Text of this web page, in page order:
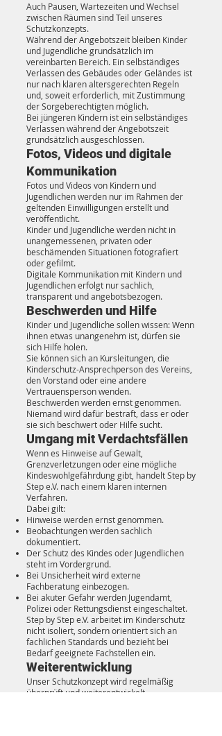
Auch Pausen, Wartezeiten und Wechsel
zwischen Räumen sind Teil unseres
Schutzkonzepts.
Während der Angebotszeit bleiben Kinder
und Jugendliche grundsätzlich im
vereinbarten Bereich. Ein selbständiges
Verlassen des Gebäudes oder Geländes ist
nur nach klaren altersgerechten Regeln
und, soweit erforderlich, mit Zustimmung
der Sorgeberechtigten möglich.
Bei jüngeren Kindern ist ein selbständiges
Verlassen während der Angebotszeit
grundsätzlich ausgeschlossen.
Fotos, Videos und digitale
Kommunikation
Fotos und Videos von Kindern und
Jugendlichen werden nur im Rahmen der
geltenden Einwilligungen erstellt und
veröffentlicht.
Kinder und Jugendliche werden nicht in
unangemessenen, privaten oder
beschämenden Situationen fotografiert
oder gefilmt.
Digitale Kommunikation mit Kindern und
Jugendlichen erfolgt nur sachlich,
transparent und angebotsbezogen.
Beschwerden und Hilfe
Kinder und Jugendliche sollen wissen: Wenn
ihnen etwas unangenehm ist, dürfen sie
sich Hilfe holen.
Sie können sich an Kursleitungen, die
Kinderschutz-Ansprechperson des Vereins,
den Vorstand oder eine andere
Vertrauensperson wenden.
Beschwerden werden ernst genommen.
Niemand wird dafür bestraft, dass er oder
sie sich beschwert oder Hilfe sucht.
Umgang mit Verdachtsfällen
Wenn es Hinweise auf Gewalt,
Grenzverletzungen oder eine mögliche
Kindeswohlgefährdung gibt, handelt Step by
Step e.V. nach einem klaren internen
Verfahren.
Dabei gilt:
Hinweise werden ernst genommen.
Beobachtungen werden sachlich
dokumentiert.
Der Schutz des Kindes oder Jugendlichen
steht im Vordergrund.
Bei Unsicherheit wird externe
Fachberatung einbezogen.
Bei akuter Gefahr werden Jugendamt,
Polizei oder Rettungsdienst eingeschaltet.
Step by Step e.V. arbeitet im Kinderschutz
nicht isoliert, sondern orientiert sich an
fachlichen Standards und bezieht bei
Bedarf geeignete Fachstellen ein.
Weiterentwicklung
Unser Schutzkonzept wird regelmäßig
überprüft und weiterentwickelt.